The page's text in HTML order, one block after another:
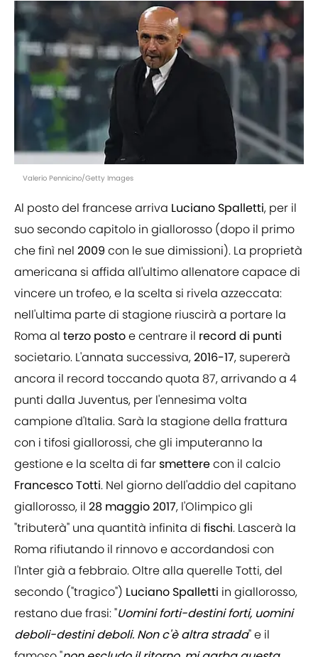
Valerio Pennicino/Getty Images
Al posto del francese arriva Luciano Spalletti, per il
suo secondo capitolo in giallorosso (dopo il primo
che finì nel 2009 con le sue dimissioni). La proprietà
americana si affida all'ultimo allenatore capace di
vincere un trofeo, e la scelta si rivela azzeccata:
nell'ultima parte di stagione riuscirà a portare la
Roma al terzo postoe centrare il record di punti
societario. L'annata successiva,2016-17, supererà
ancora il record toccando quota 87, arrivando a 4
punti dalla Juventus, per l'ennesima volta
campione d'Italia. Sarà la stagione della frattura
con i tifosi giallorossi, che gli imputeranno la
gestione e la scelta di farsmetterecon il calcio
FrancescoTotti. Nel giorno dell'addio del capitano
giallorosso, il 28 maggio2017, l'Olimpico gli
"tributerà" una quantità infinita di fischi. Lascerà la
Roma rifiutando il rinnovo e accordandosi con
l'Inter già a febbraio. Oltre alla querelle Totti, del
secondo ("tragico") Luciano Spalletti in giallorosso,
restano due frasi: "Uomini forti-destini forti, uomini
deboli-destini deboli. Non c'è altra strada" e il